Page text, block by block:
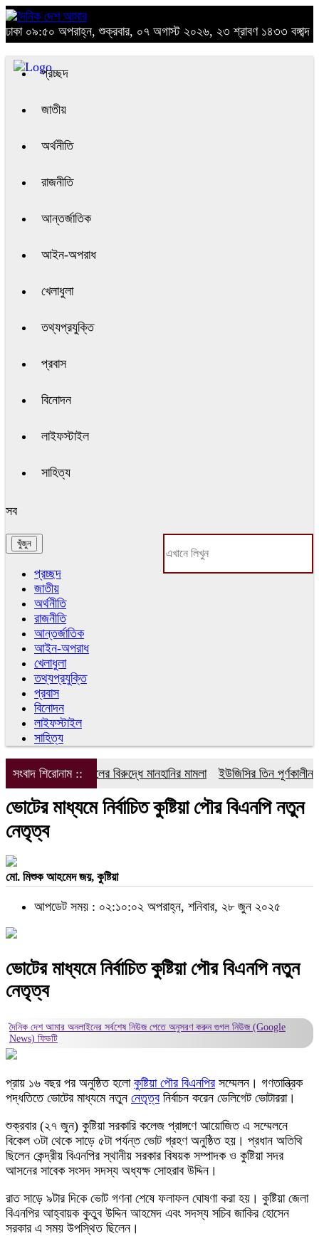
ঢাকা ০৯:৫০ অপরাহ্ন, শুক্রবার, ০৭ অগাস্ট ২০২৬, ২৩ শ্রাবণ ১৪৩৩ বঙ্গাব্দ
প্রচ্ছদ
জাতীয়
অর্থনীতি
রাজনীতি
আন্তর্জাতিক
আইন-অপরাধ
খেলাধুলা
তথ্যপ্রযুক্তি
প্রবাস
বিনোদন
লাইফস্টাইল
সাহিত্য
সব
প্রচ্ছদ
জাতীয়
অর্থনীতি
রাজনীতি
আন্তর্জাতিক
আইন-অপরাধ
খেলাধুলা
তথ্যপ্রযুক্তি
প্রবাস
বিনোদন
লাইফস্টাইল
সাহিত্য
সংবাদ শিরোনাম ::ডিপজলের বিরুদ্ধে মানহানির মামলা ইউজিসির তিন পূর্ণকালীন
ভোটের মাধ্যমে নির্বাচিত কুষ্টিয়া পৌর বিএনপি নতুন
নেতৃত্ব
মো. মিশুক আহমেদ জয়, কুষ্টিয়া
আপডেট সময় : ০২:১০:০২ অপরাহ্ন, শনিবার, ২৮ জুন ২০২৫
ভোটের মাধ্যমে নির্বাচিত কুষ্টিয়া পৌর বিএনপি নতুন
নেতৃত্ব
দৈনিক দেশ আমার অনলাইনের সর্বশেষ নিউজ পেতে অনুসরণ করুন গুগল নিউজ (Google
News) ফিডটি
প্রায় ১৬ বছর পর অনুষ্ঠিত হলো কুষ্টিয়া পৌর বিএনপিরসম্মেলন। গণতান্ত্রিক
পদ্ধতিতে ভোটের মাধ্যমে নতুন নেতৃত্বনির্বাচন করেন ডেলিগেট ভোটাররা।
শুক্রবার (২৭ জুন) কুষ্টিয়া সরকারি কলেজ প্রাঙ্গণে আয়োজিত এ সম্মেলনে
বিকেল ৩টা থেকে সাড়ে ৫টা পর্যন্ত ভোট গ্রহণ অনুষ্ঠিত হয়। প্রধান অতিথি
ছিলেন কেন্দ্রীয় বিএনপির স্থানীয় সরকার বিষয়ক সম্পাদক ও কুষ্টিয়া সদর
আসনের সাবেক সংসদ সদস্য অধ্যক্ষ সোহরাব উদ্দিন।
রাত সাড়ে ৯টার দিকে ভোট গণনা শেষে ফলাফল ঘোষণা করা হয়। কুষ্টিয়া জেলা
বিএনপির আহ্বায়ক কুতুব উদ্দিন আহমেদ এবং সদস্য সচিব জাকির হোসেন
সরকার এ সময় উপস্থিত ছিলেন।